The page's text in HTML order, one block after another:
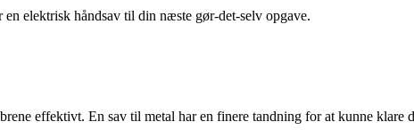
en elektrisk håndsav til din næste gør-det-selv opgave.
effektivt. En sav til metal har en finere tandning for at kunne klare